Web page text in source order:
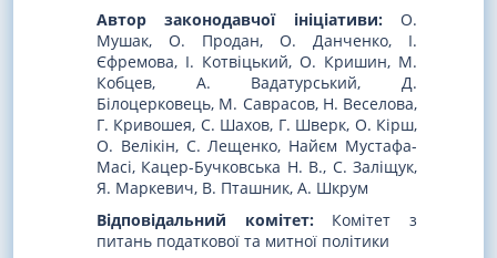
Автор законодавчої ініціативи:О.
Мушак, О. Продан, О. Данченко, І.
Єфремова, І. Котвіцький, О. Кришин, М.
Кобцев, А. Вадатурський, Д.
Білоцерковець, М. Саврасов, Н. Веселова,
Г. Кривошея, С. Шахов, Г. Шверк, О. Кірш,
О. Велікін, С. Лещенко, Найєм Мустафа-
Масі, Кацер-Бучковська Н. В., С. Заліщук,
Я. Маркевич, В. Пташник, А. Шкрум
Відповідальний комітет:Комітет з
питань податкової та митної політики